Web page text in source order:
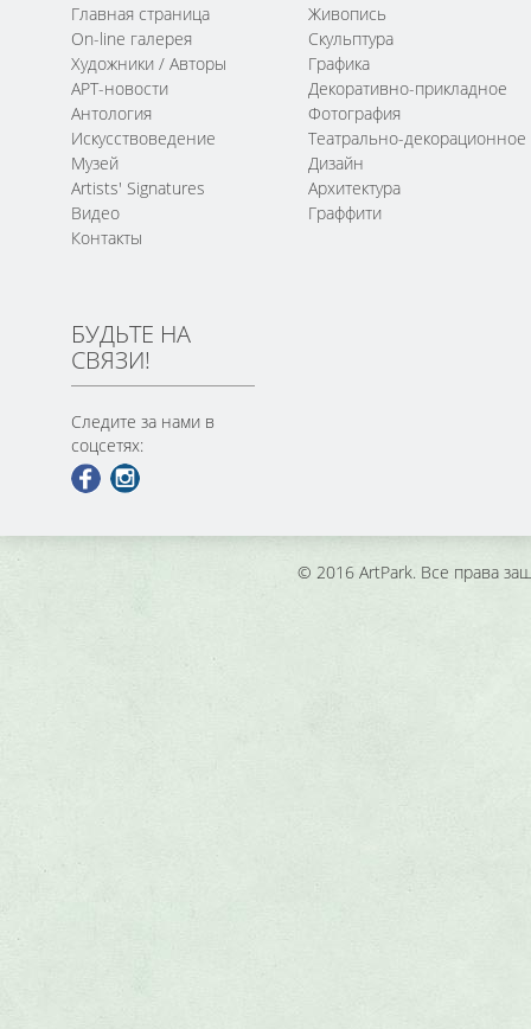
Главная страница
On-line галерея
Художники / Авторы
АРТ-новости
Антология
Искусствоведение
Музей
Artists' Signatures
Видео
Контакты
Живопись
Скульптура
Графика
Декоративно-прикладное
Фотография
Театрально-декорационное
Дизайн
Архитектура
Граффити
БУДЬТЕ НА
СВЯЗИ!
Следите за нами в
соцсетях:
© 2016 ArtPark. Все права